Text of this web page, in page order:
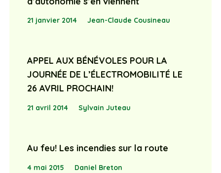
21 janvier 2014 Jean-Claude Cousineau
APPEL AUX BÉNÉVOLES POUR LA
JOURNÉE DE L’ÉLECTROMOBILITÉ LE
26 AVRIL PROCHAIN!
21 avril 2014 Sylvain Juteau
Au feu! Les incendies sur la route
4 mai 2015 Daniel Breton